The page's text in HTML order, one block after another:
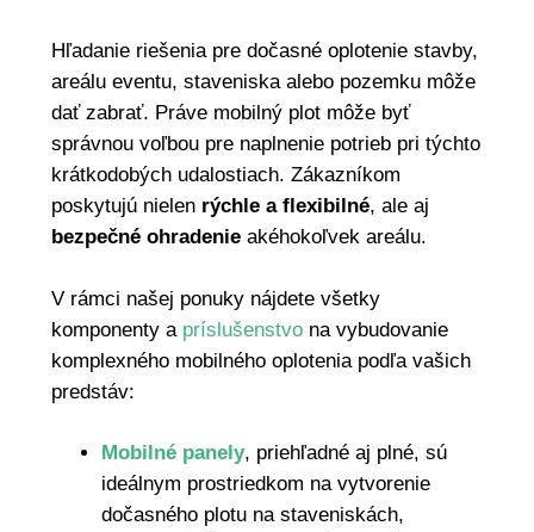
Hľadanie riešenia pre dočasné oplotenie stavby,
areálu eventu, staveniska alebo pozemku môže
dať zabrať. Práve mobilný plot môže byť
správnou voľbou pre naplnenie potrieb pri týchto
krátkodobých udalostiach. Zákazníkom
poskytujú nielen rýchle a flexibilné, ale aj
bezpečné ohradenie akéhokoľvek areálu.
V rámci našej ponuky nájdete všetky
komponenty a príslušenstvona vybudovanie
komplexného mobilného oplotenia podľa vašich
predstáv:
Mobilné panely, priehľadné aj plné, sú
ideálnym prostriedkom na vytvorenie
dočasného plotu na staveniskách,